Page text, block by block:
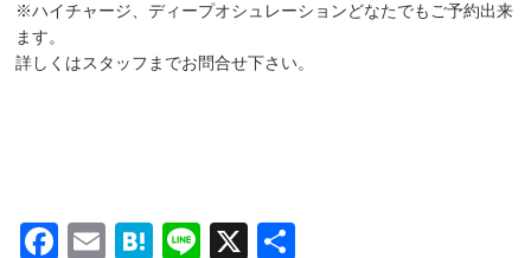
※ハイチャージ、ディープオシュレーションどなたでもご予約出来
ます。
詳しくはスタッフまでお問合せ下さい。
Facebook
EmailHatena
Line
X